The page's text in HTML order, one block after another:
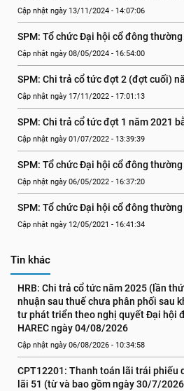
Cập nhật ngày 13/11/2024 - 14:07:06
SPM: Tổ chức Đại hội cổ đông
Cập nhật ngày 08/05/2024 - 16:54:00
SPM: Chi trả cổ tức đợt 2 (đợt cuối)
Cập nhật ngày 17/11/2022 - 17:01:13
SPM: Chi trả cổ tức đợt 1 năm 2021
Cập nhật ngày 01/07/2022 - 13:39:39
SPM: Tổ chức Đại hội cổ đông
Cập nhật ngày 06/05/2022 - 16:37:20
SPM: Tổ chức Đại hội cổ đông
Cập nhật ngày 12/05/2021 - 16:41:34
Tin khác
HRB: Chi trả cổ tức năm 2025 (lần
nhuận sau thuế chưa phân phối sau
tư phát triển theo nghị quyết Đại hội
HAREC ngày 04/08/2026
Cập nhật ngày 06/08/2026 - 10:34:58
CPT12201: Thanh toán lãi trái phiếu
lãi 51 (từ và bao gồm ngày 30/7/